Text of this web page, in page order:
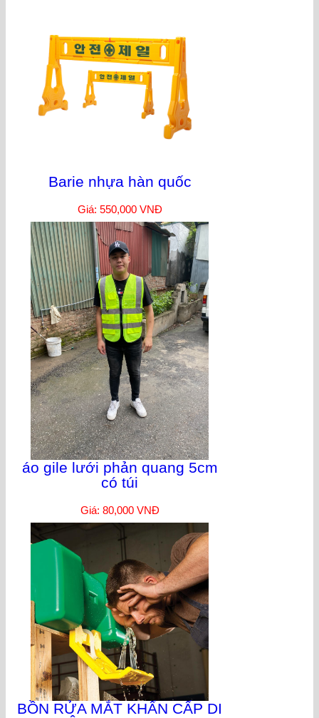
Barie nhựa hàn quốc
Giá: 550,000 VNĐ
áo gile lưới phản quang 5cm
có túi
Giá: 80,000 VNĐ
BỒN RỬA MẮT KHẨN CẤP DI